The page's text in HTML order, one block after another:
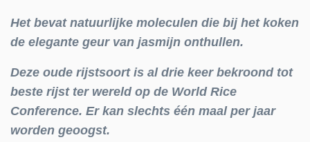
Het bevat natuurlijke moleculen die bij het koken
de elegante geur van jasmijn onthullen.
Deze oude rijstsoort is al drie keer bekroond tot
beste rijst ter wereld op de World Rice
Conference. Er kan slechts één maal per jaar
worden geoogst.